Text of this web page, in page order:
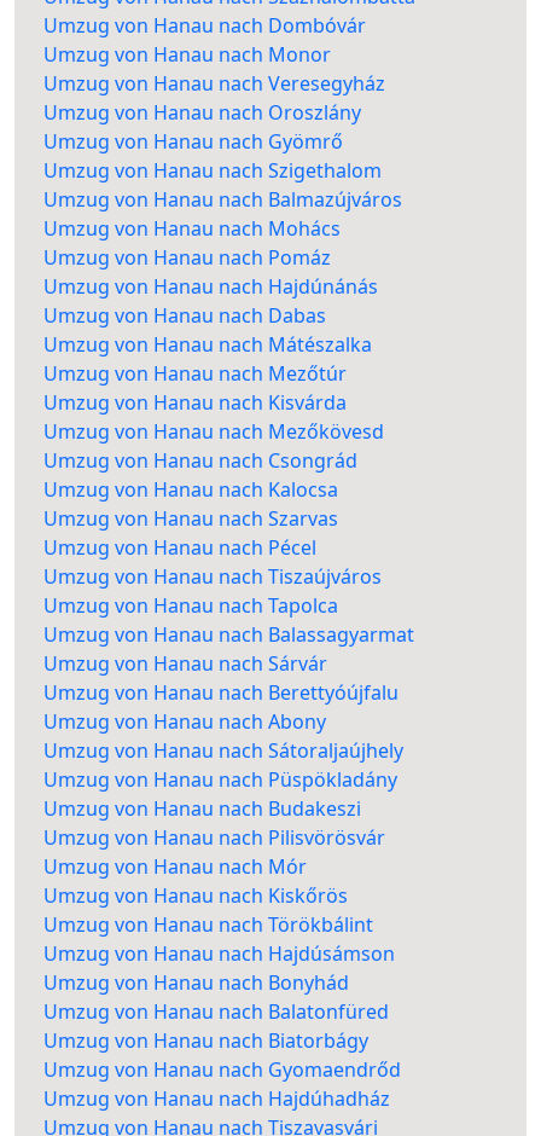
Umzug von Hanau nach Dombóvár
Umzug von Hanau nach Monor
Umzug von Hanau nach Veresegyház
Umzug von Hanau nach Oroszlány
Umzug von Hanau nach Gyömrő
Umzug von Hanau nach Szigethalom
Umzug von Hanau nach Balmazújváros
Umzug von Hanau nach Mohács
Umzug von Hanau nach Pomáz
Umzug von Hanau nach Hajdúnánás
Umzug von Hanau nach Dabas
Umzug von Hanau nach Mátészalka
Umzug von Hanau nach Mezőtúr
Umzug von Hanau nach Kisvárda
Umzug von Hanau nach Mezőkövesd
Umzug von Hanau nach Csongrád
Umzug von Hanau nach Kalocsa
Umzug von Hanau nach Szarvas
Umzug von Hanau nach Pécel
Umzug von Hanau nach Tiszaújváros
Umzug von Hanau nach Tapolca
Umzug von Hanau nach Balassagyarmat
Umzug von Hanau nach Sárvár
Umzug von Hanau nach Berettyóújfalu
Umzug von Hanau nach Abony
Umzug von Hanau nach Sátoraljaújhely
Umzug von Hanau nach Püspökladány
Umzug von Hanau nach Budakeszi
Umzug von Hanau nach Pilisvörösvár
Umzug von Hanau nach Mór
Umzug von Hanau nach Kiskőrös
Umzug von Hanau nach Törökbálint
Umzug von Hanau nach Hajdúsámson
Umzug von Hanau nach Bonyhád
Umzug von Hanau nach Balatonfüred
Umzug von Hanau nach Biatorbágy
Umzug von Hanau nach Gyomaendrőd
Umzug von Hanau nach Hajdúhadház
Umzug von Hanau nach Tiszavasvári